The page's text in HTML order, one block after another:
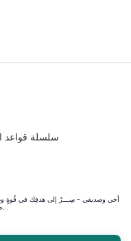
أخي وصديقي - سِـــرْ إلى هدفِك في قُوةٍ
حياةٍ غير عادلة، أو مُجتمعٍ غير حنون، وت. . . َنجح وتَعلو وتُحلّ...